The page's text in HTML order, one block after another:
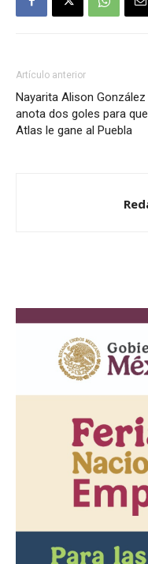
Artículo anterior
Nayarita Alison González
anota dos goles para que
Atlas le gane al Puebla